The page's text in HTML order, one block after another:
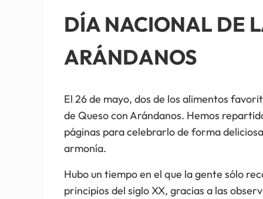
DÍA NACIONAL DE
ARÁNDANOS
El 26 de mayo, dos de los alimentos
de Queso con Arándanos. Hemos
páginas para celebrarlo de forma
armonía.
Hubo un tiempo en el que la gente sólo
principios del siglo XX, gracias a las